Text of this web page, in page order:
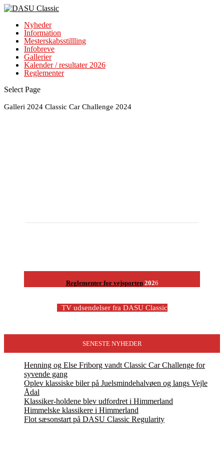
Nyheder
Information
Mesterskabsstillling
Infobreve
Gallerier
Kalender / resultater 2026
Reglementer
Select Page
Galleri 2024 Classic Car Challenge 2024
Reglementer for vejsporten2026
TV udsendelser fra DASU Classic
SENESTE NYHEDER
Henning og Else Friborg vandt Classic Car Challenge for
syvende gang
Oplev klassiske biler på Juelsmindehalvøen og langs Vejle
Ådal
Klassiker-holdene blev udfordret i Himmerland
Himmelske klassikere i Himmerland
Flot sæsonstart på DASU Classic Regularity